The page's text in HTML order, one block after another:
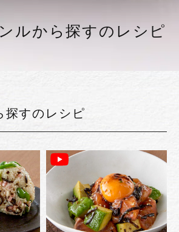
ルから探すのレシピ
探すのレシピ